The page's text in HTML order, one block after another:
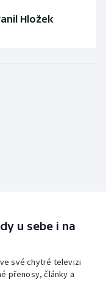
Hložek
u sebe i na
ve své chytré televizi
přenosy, články a